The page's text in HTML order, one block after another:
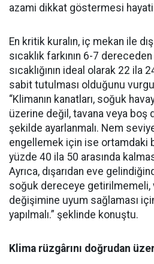
azami dikkat göstermesi hayati
En kritik kuralın, iç mekan ile
sıcaklık farkının 6-7
sıcaklığının ideal olarak 22 ila
sabit tutulması olduğunu
“Klimanın kanatları, soğuk
üzerine değil, tavana veya boş
şekilde ayarlanmalı. Nem
engellemek için ise ortamdaki
yüzde 40 ila 50 arasında
Ayrıca, dışarıdan eve
soğuk dereceye getirilmemeli,
değişimine uyum sağlaması
yapılmalı.” şeklinde konuştu.
Klima rüzgârını doğrudan